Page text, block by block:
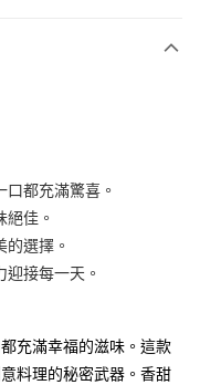
都充滿驚喜。
佳。
選擇。
接每一天。
充滿幸福的滋味。這款
料理的秘密武器。香甜